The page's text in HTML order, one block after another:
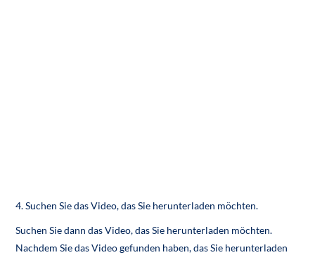
4. Suchen Sie das Video, das Sie herunterladen möchten.
Suchen Sie dann das Video, das Sie herunterladen möchten.
Nachdem Sie das Video gefunden haben, das Sie herunterladen